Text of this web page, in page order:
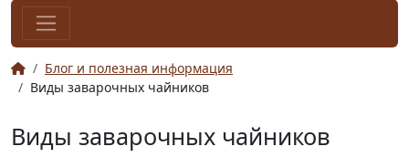
Блог и полезная информация
Виды заварочных чайников
Виды заварочных чайников